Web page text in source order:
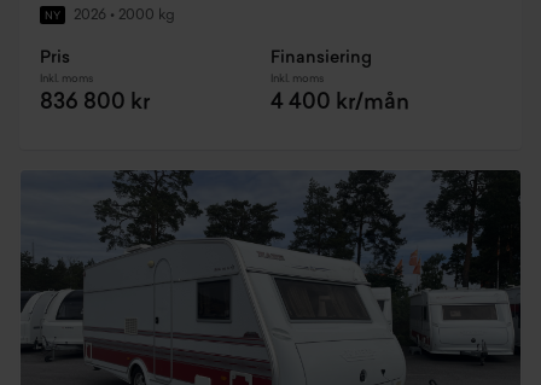
NY 2026 • 2000 kg
Pris
Inkl. moms
836 800 kr
Finansiering
Inkl. moms
4 400 kr/mån